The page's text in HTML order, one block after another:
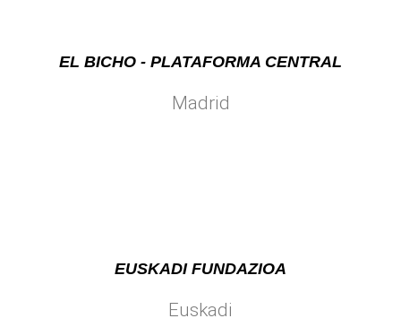
EL BICHO - PLATAFORMA CENTRAL
Madrid
EUSKADI FUNDAZIOA
Euskadi